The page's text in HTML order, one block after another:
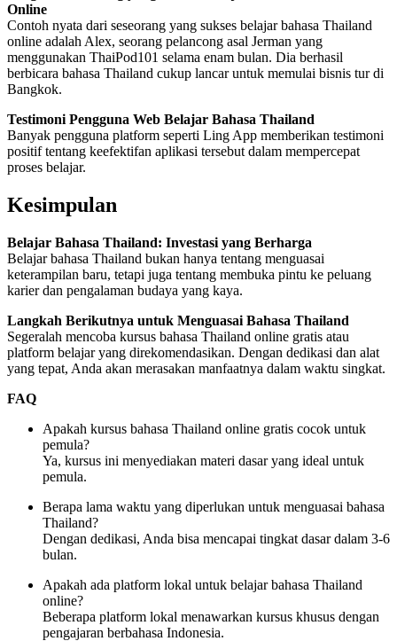
Online
Contoh nyata dari seseorang yang sukses belajar bahasa Thailand
online adalah Alex, seorang pelancong asal Jerman yang
menggunakan ThaiPod101 selama enam bulan. Dia berhasil
berbicara bahasa Thailand cukup lancar untuk memulai bisnis tur di
Bangkok.
Testimoni Pengguna Web Belajar Bahasa Thailand
Banyak pengguna platform seperti Ling App memberikan testimoni
positif tentang keefektifan aplikasi tersebut dalam mempercepat
proses belajar.
Kesimpulan
Belajar Bahasa Thailand: Investasi yang Berharga
Belajar bahasa Thailand bukan hanya tentang menguasai
keterampilan baru, tetapi juga tentang membuka pintu ke peluang
karier dan pengalaman budaya yang kaya.
Langkah Berikutnya untuk Menguasai Bahasa Thailand
Segeralah mencoba kursus bahasa Thailand online gratis atau
platform belajar yang direkomendasikan. Dengan dedikasi dan alat
yang tepat, Anda akan merasakan manfaatnya dalam waktu singkat.
FAQ
Apakah kursus bahasa Thailand online gratis cocok untuk
pemula?
Ya, kursus ini menyediakan materi dasar yang ideal untuk
pemula.
Berapa lama waktu yang diperlukan untuk menguasai bahasa
Thailand?
Dengan dedikasi, Anda bisa mencapai tingkat dasar dalam 3-6
bulan.
Apakah ada platform lokal untuk belajar bahasa Thailand
online?
Beberapa platform lokal menawarkan kursus khusus dengan
pengajaran berbahasa Indonesia.